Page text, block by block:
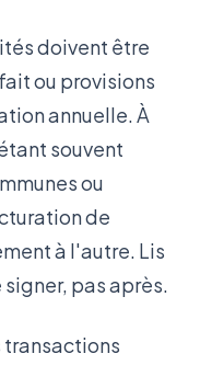
doivent être
ou provisions
annuelle. À
souvent
ou
de
à l'autre. Lis
pas après.
transactions